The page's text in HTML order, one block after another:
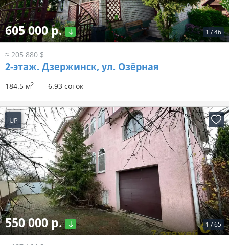
1 /46
605 000 р.
≈ 205 880 $
2-этаж. Дзержинск, ул. Озёрная
184.5 м2 6.93 соток
UP 23 часа назад
1 /65
550 000 р.